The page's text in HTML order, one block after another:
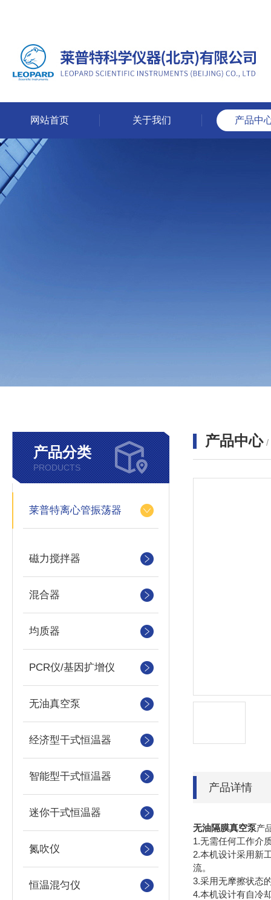
网站首页 关于我们 产品中
产品分类
PRODUCTS
莱普特离心管振荡器
磁力搅拌器
混合器
均质器
PCR仪/基因扩增仪
无油真空泵
经济型干式恒温器
智能型干式恒温器
迷你干式恒温器
氮吹仪
恒温混匀仪
产品中心 /
产品详情
无油隔膜真空泵产
1.无需任何工作介
2.本机设计采用新
流。
3.采用无摩擦状态
4.本机设计有自冷